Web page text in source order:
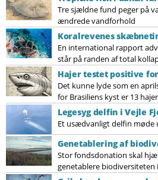
Tre sjældne fund peger på
ændrede vandforhold
Koralrevenes
En international rapport
står på randen af total
Hajer testet positive
Det kunne lyde som en
for Brasiliens kyst er 13
Legesyg delfin i Vejle
Et usædvanligt delfin møde
Genetablering af
Stor fondsdonation skal
genetablere biodiversiteten